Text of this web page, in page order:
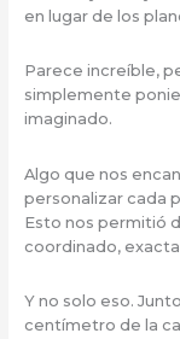
en lugar de los
Parece increíble,
simplemente
imaginado.
Algo que nos
personalizar cada
Esto nos permitió
coordinado,
Y no solo eso.
centímetro de la